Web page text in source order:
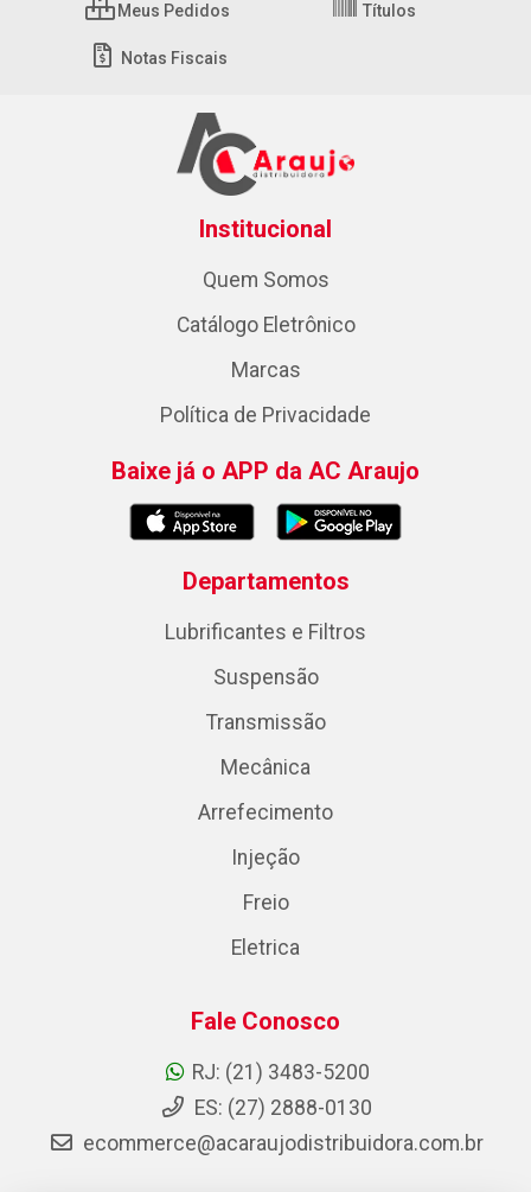
Meus Pedidos Títulos
Notas Fiscais
Institucional
Quem Somos
Catálogo Eletrônico
Marcas
Política de Privacidade
Baixe já o APP da AC Araujo
Departamentos
Lubrificantes e Filtros
Suspensão
Transmissão
Mecânica
Arrefecimento
Injeção
Freio
Eletrica
Fale Conosco
RJ: (21) 3483-5200
ES: (27) 2888-0130
ecommerce@acaraujodistribuidora.com.br